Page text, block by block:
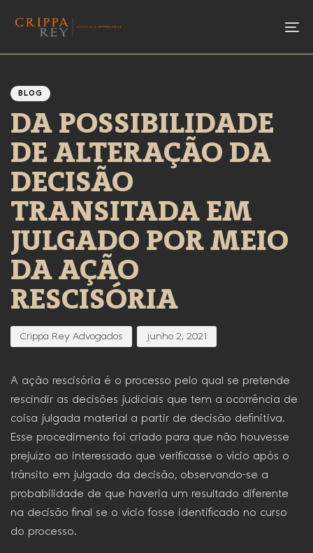
BLOG
DA POSSIBILIDADE
DE ALTERAÇÃO DA
DECISÃO
TRANSITADA EM
JULGADO POR MEIO
DA AÇÃO
RESCISÓRIA
Crippa Rey Advogados junho 2, 2021
A ação rescisória é o processo pelo qual se pretende
rescindir as decisões judiciais que tem a ocorrência de
coisa julgada material a partir de decisão definitiva.
Esse procedimento foi criado para que não houvesse
prejuízo ao interessado que verificasse o vício após o
trânsito em julgado da decisão, observando-se a
probabilidade de que haveria um resultado diferente
na decisão final se o vício fosse identificado no curso
do processo.